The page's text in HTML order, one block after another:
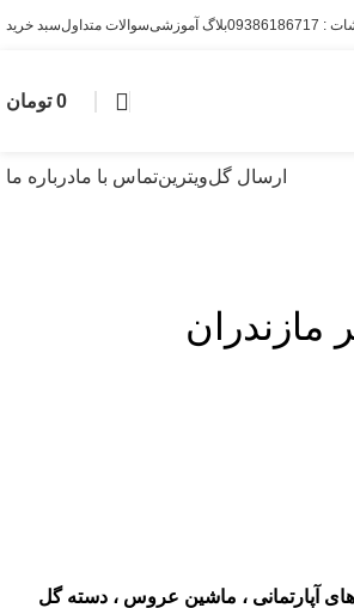
بلاگ آموزشیسوالات متداولسبد خرید
0 تومان
ارسال گلویترینتماس با مادرباره ما
مازندران
آپارتمانی ، ماشین عروس ،دسته گل